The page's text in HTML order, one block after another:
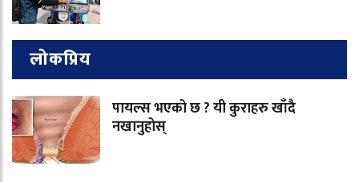
लोकप्रिय
पायल्स भएको छ ? यी कुराहरु खाँदै
नखानुहोस्